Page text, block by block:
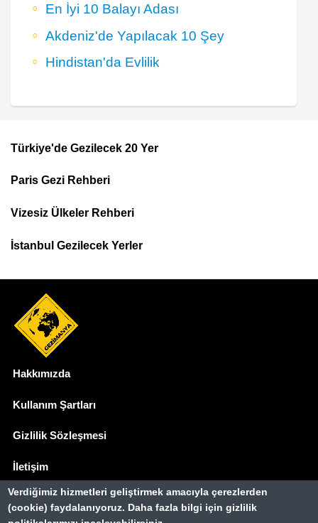
En İyi 10 Balayı Adası
Akdeniz'de Yapılacak 10 Şey
Hindistan'da Evlilik
Footer
Top
Menu
Türkiye'de Gezilecek 20 Yer
Paris Gezi Rehberi
Vizesiz Ülkeler Rehberi
İstanbul Gezilecek Yerler
Hakkımızda
Kullanım Şartları
Gizlilik Sözleşmesi
İletişim
Basında Biz
Verdiğimiz hizmetleri geliştirmek amacıyla çerezlerden
(cookie) faydalanıyoruz. Daha fazla bilgi için gizlilik